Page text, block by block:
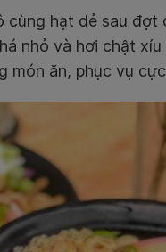
cùng hạt dẻ sau đợt
nhỏ và hơi chật
ăn, phục vụ